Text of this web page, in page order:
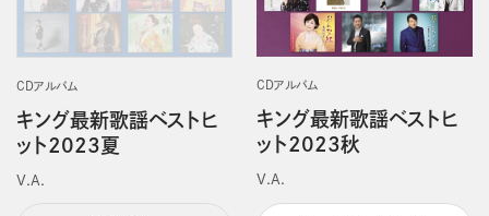
CDアルバム
キング最新歌謡ベストヒ
ット2023夏
V.A.
CDアルバム
キング最新歌謡ベストヒ
ット2023秋
V.A.